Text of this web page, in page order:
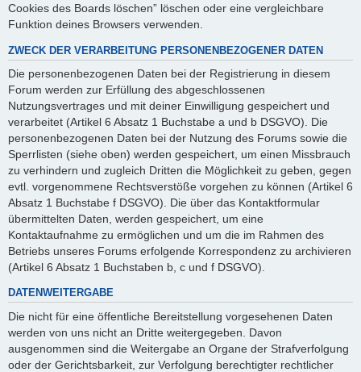
Cookies des Boards löschen” löschen oder eine vergleichbare
Funktion deines Browsers verwenden.
ZWECK DER VERARBEITUNG PERSONENBEZOGENER DATEN
Die personenbezogenen Daten bei der Registrierung in diesem
Forum werden zur Erfüllung des abgeschlossenen
Nutzungsvertrages und mit deiner Einwilligung gespeichert und
verarbeitet (Artikel 6 Absatz 1 Buchstabe a und b DSGVO). Die
personenbezogenen Daten bei der Nutzung des Forums sowie die
Sperrlisten (siehe oben) werden gespeichert, um einen Missbrauch
zu verhindern und zugleich Dritten die Möglichkeit zu geben, gegen
evtl. vorgenommene Rechtsverstöße vorgehen zu können (Artikel 6
Absatz 1 Buchstabe f DSGVO). Die über das Kontaktformular
übermittelten Daten, werden gespeichert, um eine
Kontaktaufnahme zu ermöglichen und um die im Rahmen des
Betriebs unseres Forums erfolgende Korrespondenz zu archivieren
(Artikel 6 Absatz 1 Buchstaben b, c und f DSGVO).
DATENWEITERGABE
Die nicht für eine öffentliche Bereitstellung vorgesehenen Daten
werden von uns nicht an Dritte weitergegeben. Davon
ausgenommen sind die Weitergabe an Organe der Strafverfolgung
oder der Gerichtsbarkeit, zur Verfolgung berechtigter rechtlicher